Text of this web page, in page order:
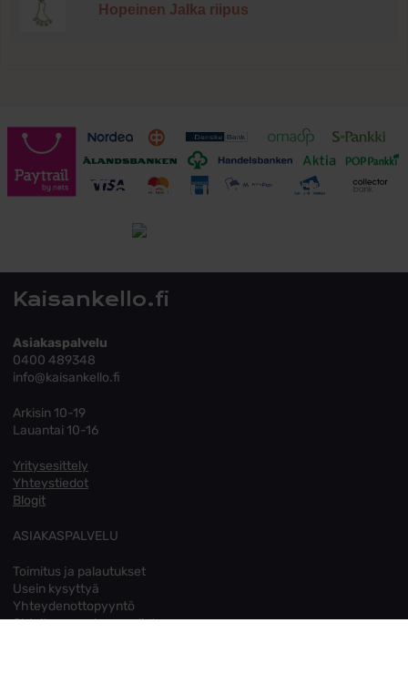
Hopeinen Jalka riipus
Toimitusehdot
Kaisankello.fi
Asiakaspalvelu
0400 489348
info@kaisankello.fi
Arkisin 10-19
Lauantai 10-16
Yritysesittely
Yhteystiedot
Blogit
ASIAKASPALVELU
Toimitus ja palautukset
Usein kysyttyä
Yhteydenottopyyntö
Ohjeita sormuksen valintaan